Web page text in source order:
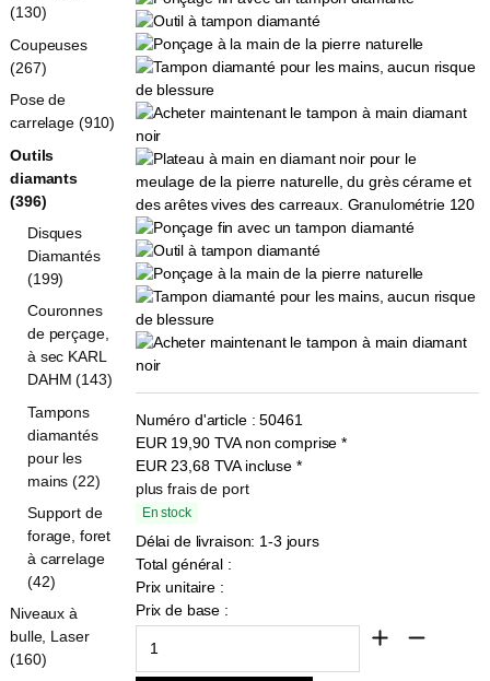
Numéro d'article : 50461
EUR 19,90 TVA non comprise *
EUR 23,68 TVA incluse *
plus frais de port
En stock
Délai de livraison: 1-3 jours
Total général :
Prix unitaire :
Prix de base :
(130)
Coupeuses
(267)
Pose de
carrelage (910)
Outils
diamants
(396)
Disques
Diamantés
(199)
Couronnes
de perçage,
à sec KARL
DAHM (143)
Tampons
diamantés
pour les
mains (22)
Support de
forage, foret
à carrelage
(42)
Niveaux à
bulle, Laser
(160)